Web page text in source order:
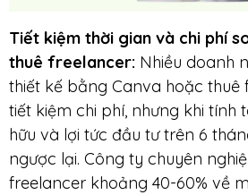
Tiết kiệm thời gian và chi phí
thuê freelancer: Nhiều doanh
thiết kế bằng Canva hoặc thuê
tiết kiệm chi phí, nhưng khi tính
hữu và lợi tức đầu tư trên 6
ngược lại. Công ty chuyên
freelancer khoảng 40-60% về